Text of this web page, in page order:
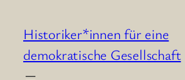
Inhalt
springen
Historiker*innen für eine
demokratische Gesellschaft